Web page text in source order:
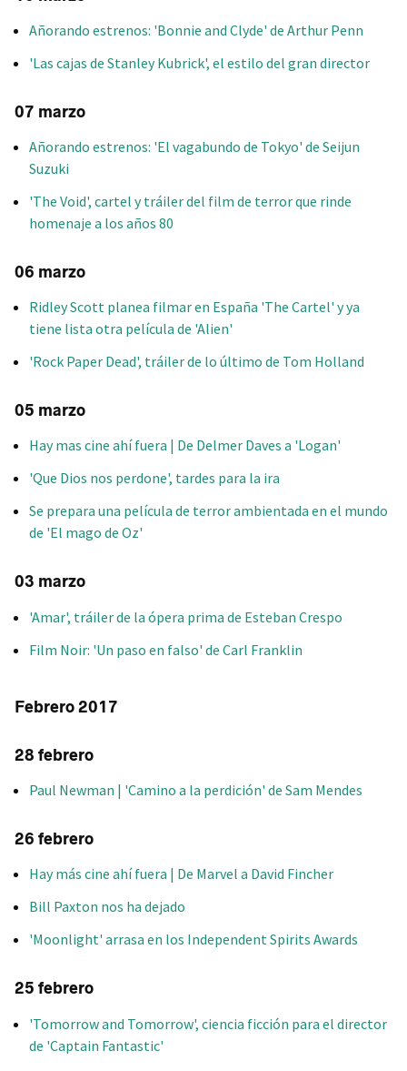
Añorando estrenos: 'Bonnie and Clyde' de Arthur Penn
'Las cajas de Stanley Kubrick', el estilo del gran director
07 marzo
Añorando estrenos: 'El vagabundo de Tokyo' de Seijun
Suzuki
'The Void', cartel y tráiler del film de terror que rinde
homenaje a los años 80
06 marzo
Ridley Scott planea filmar en España 'The Cartel' y ya
tiene lista otra película de 'Alien'
'Rock Paper Dead', tráiler de lo último de Tom Holland
05 marzo
Hay mas cine ahí fuera | De Delmer Daves a 'Logan'
'Que Dios nos perdone', tardes para la ira
Se prepara una película de terror ambientada en el mundo
de 'El mago de Oz'
03 marzo
'Amar', tráiler de la ópera prima de Esteban Crespo
Film Noir: 'Un paso en falso' de Carl Franklin
Febrero 2017
28 febrero
Paul Newman | 'Camino a la perdición' de Sam Mendes
26 febrero
Hay más cine ahí fuera | De Marvel a David Fincher
Bill Paxton nos ha dejado
'Moonlight' arrasa en los Independent Spirits Awards
25 febrero
'Tomorrow and Tomorrow', ciencia ficción para el director
de 'Captain Fantastic'